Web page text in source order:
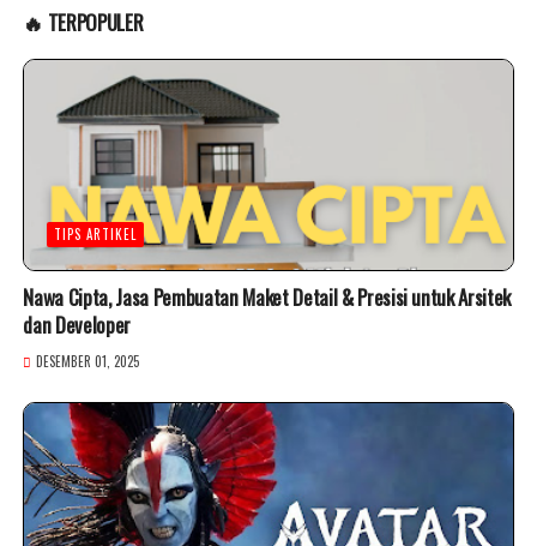
🔥 TERPOPULER
TIPS ARTIKEL
Nawa Cipta, Jasa Pembuatan Maket Detail & Presisi untuk Arsitek
dan Developer
DESEMBER 01, 2025